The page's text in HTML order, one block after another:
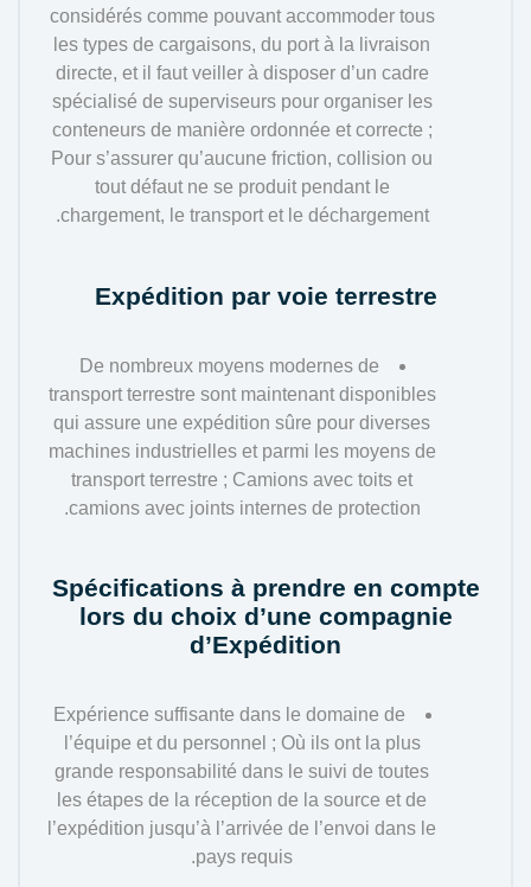
considérés comme pouvant accommoder tous
les types de cargaisons, du port à la livraison
directe, et il faut veiller à disposer d’un cadre
spécialisé de superviseurs pour organiser les
conteneurs de manière ordonnée et correcte ;
Pour s’assurer qu’aucune friction, collision ou
tout défaut ne se produit pendant le
chargement, le transport et le déchargement.
Expédition par voie terrestre
De nombreux moyens modernes de
transport terrestre sont maintenant disponibles
qui assure une expédition sûre pour diverses
machines industrielles et parmi les moyens de
transport terrestre ; Camions avec toits et
camions avec joints internes de protection.
Spécifications à prendre en compte
lors du choix d’une compagnie
d’Expédition
Expérience suffisante dans le domaine de
l’équipe et du personnel ; Où ils ont la plus
grande responsabilité dans le suivi de toutes
les étapes de la réception de la source et de
l’expédition jusqu’à l’arrivée de l’envoi dans le
pays requis.